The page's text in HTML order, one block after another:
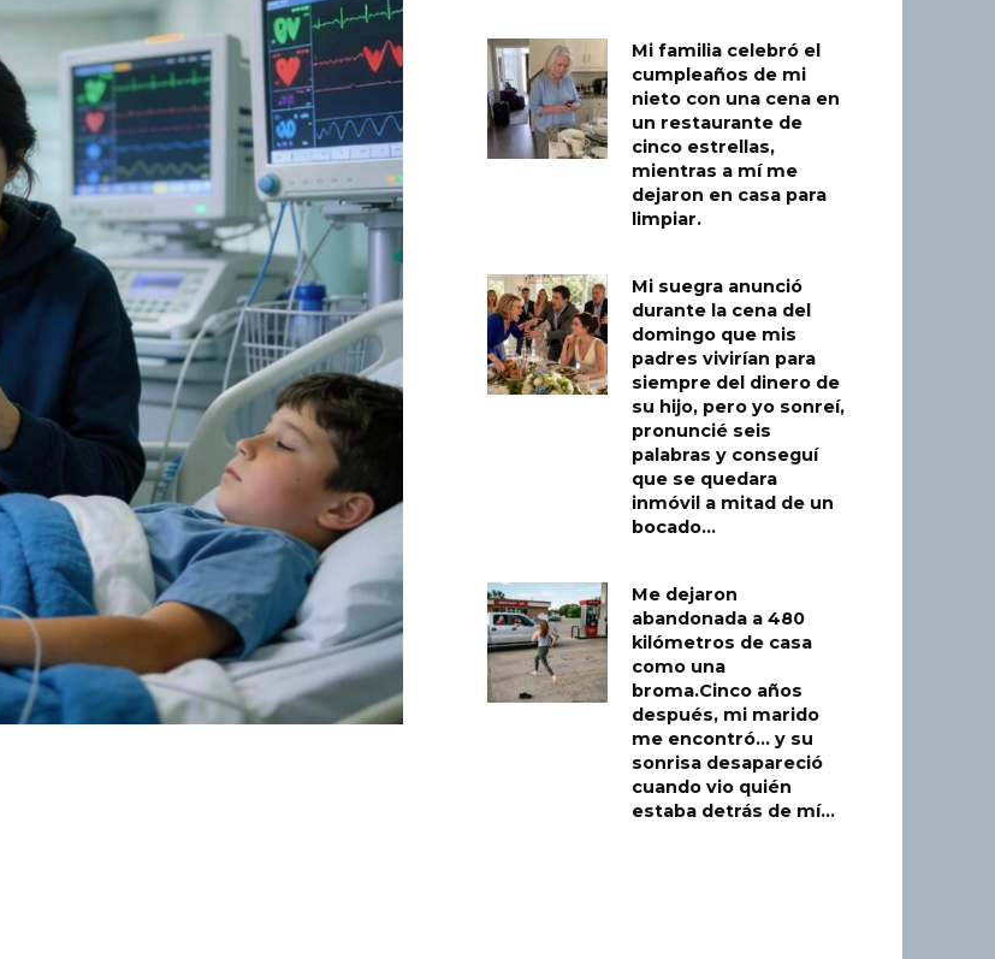
Mi familia celebró el
cumpleaños de mi
nieto con una cena en
un restaurante de
cinco estrellas,
mientras a mí me
dejaron en casa para
limpiar.
Mi suegra anunció
durante la cena del
domingo que mis
padres vivirían para
siempre del dinero de
su hijo, pero yo sonreí,
pronuncié seis
palabras y conseguí
que se quedara
inmóvil a mitad de un
bocado…
Me dejaron
abandonada a 480
kilómetros de casa
como una
broma.Cinco años
después, mi marido
me encontró… y su
sonrisa desapareció
cuando vio quién
estaba detrás de mí…